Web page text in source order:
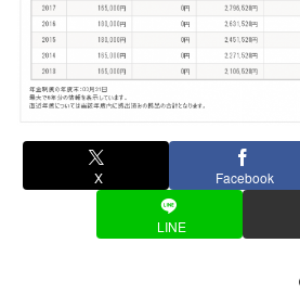
X Facebook
LINE